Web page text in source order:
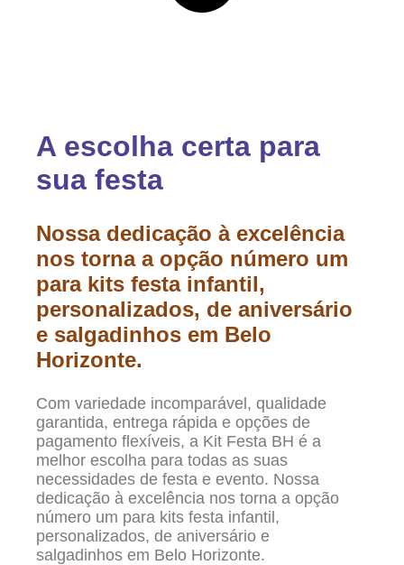
A escolha certa para
sua festa
Nossa dedicação à excelência
nos torna a opção número um
para kits festa infantil,
personalizados, de aniversário
e salgadinhos em Belo
Horizonte.
Com variedade incomparável, qualidade
garantida, entrega rápida e opções de
pagamento flexíveis, a Kit Festa BH é a
melhor escolha para todas as suas
necessidades de festa e evento. Nossa
dedicação à excelência nos torna a opção
número um para kits festa infantil,
personalizados, de aniversário e
salgadinhos em Belo Horizonte.